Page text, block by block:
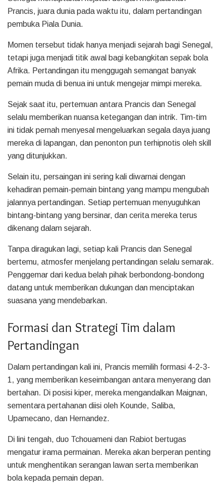
Prancis, juara dunia pada waktu itu, dalam pertandingan
pembuka Piala Dunia.
Momen tersebut tidak hanya menjadi sejarah bagi Senegal,
tetapi juga menjadi titik awal bagi kebangkitan sepak bola
Afrika. Pertandingan itu menggugah semangat banyak
pemain muda di benua ini untuk mengejar mimpi mereka.
Sejak saat itu, pertemuan antara Prancis dan Senegal
selalu memberikan nuansa ketegangan dan intrik. Tim-tim
ini tidak pernah menyesal mengeluarkan segala daya juang
mereka di lapangan, dan penonton pun terhipnotis oleh skill
yang ditunjukkan.
Selain itu, persaingan ini sering kali diwarnai dengan
kehadiran pemain-pemain bintang yang mampu mengubah
jalannya pertandingan. Setiap pertemuan menyuguhkan
bintang-bintang yang bersinar, dan cerita mereka terus
dikenang dalam sejarah.
Tanpa diragukan lagi, setiap kali Prancis dan Senegal
bertemu, atmosfer menjelang pertandingan selalu semarak.
Penggemar dari kedua belah pihak berbondong-bondong
datang untuk memberikan dukungan dan menciptakan
suasana yang mendebarkan.
Formasi dan Strategi Tim dalam
Pertandingan
Dalam pertandingan kali ini, Prancis memilih formasi 4-2-3-
1, yang memberikan keseimbangan antara menyerang dan
bertahan. Di posisi kiper, mereka mengandalkan Maignan,
sementara pertahanan diisi oleh Kounde, Saliba,
Upamecano, dan Hernandez.
Di lini tengah, duo Tchouameni dan Rabiot bertugas
mengatur irama permainan. Mereka akan berperan penting
untuk menghentikan serangan lawan serta memberikan
bola kepada pemain depan.